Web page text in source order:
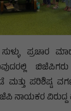
ಪ್ರಚಾರ
ಮತ್ತು ಪರಿಶಿಷ್ಟ
ನಾಯಕರ ವಿರುದ್ದ